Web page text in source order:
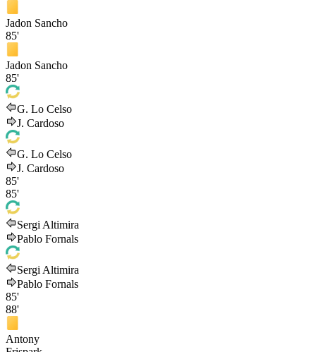
Jadon Sancho
85'
Jadon Sancho
85'
G. Lo Celso
J. Cardoso
G. Lo Celso
J. Cardoso
85'
85'
Sergi Altimira
Pablo Fornals
Sergi Altimira
Pablo Fornals
85'
88'
Antony